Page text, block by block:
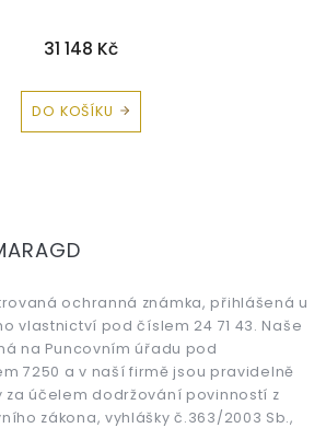
31 148 Kč
DO KOŠÍKU
ochranná známka, přihlášená u
vlastnictví pod číslem 24 71 43. Naše
na Puncovním úřadu pod
7250 a v naší firmě jsou pravidelně
za účelem dodržování povinností z
zákona, vyhlášky č.363/2003 Sb.,